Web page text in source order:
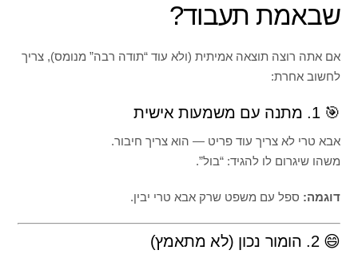
שבאמת תעבוד?
אם אתה רוצה תוצאה אמיתית (ולא עוד “תודה רבה” מנומס), צריך
לחשוב אחרת:
🎯 1. מתנה עם משמעות אישית
אבא טרי לא צריך עוד פריט — הוא צריך חיבור.
משהו שיגרום לו להגיד: “בול”.
דוגמה: ספל עם משפט שרק אבא טרי יבין.
😄 2. הומור נכון (לא מתאמץ)